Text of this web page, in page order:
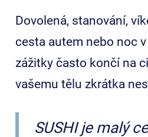
Dovolená, stanování,
cesta autem nebo noc
zážitky často končí na
vašemu tělu zkrátka
SUSHI je malý